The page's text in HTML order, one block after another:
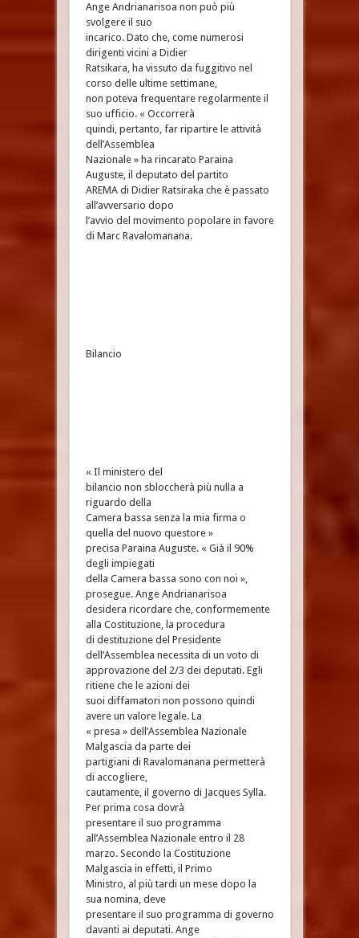
Ange Andrianarisoa non può più
svolgere il suo
incarico. Dato che, come numerosi
dirigenti vicini a Didier
Ratsikara, ha vissuto da fuggitivo nel
corso delle ultime settimane,
non poteva frequentare regolarmente il
suo ufficio. « Occorrerà
quindi, pertanto, far ripartire le attività
dell’Assemblea
Nazionale » ha rincarato Paraina
Auguste, il deputato del partito
AREMA di Didier Ratsiraka che è passato
all’avversario dopo
l’avvio del movimento popolare in favore
di Marc Ravalomanana.
Bilancio
« Il ministero del
bilancio non sbloccherà più nulla a
riguardo della
Camera bassa senza la mia firma o
quella del nuovo questore »
precisa Paraina Auguste. « Già il 90%
degli impiegati
della Camera bassa sono con noi »,
prosegue. Ange Andrianarisoa
desidera ricordare che, conformemente
alla Costituzione, la procedura
di destituzione del Presidente
dell’Assemblea necessita di un voto di
approvazione del 2/3 dei deputati. Egli
ritiene che le azioni dei
suoi diffamatori non possono quindi
avere un valore legale. La
« presa » dell’Assemblea Nazionale
Malgascia da parte dei
partigiani di Ravalomanana permetterà
di accogliere,
cautamente, il governo di Jacques Sylla.
Per prima cosa dovrà
presentare il suo programma
all’Assemblea Nazionale entro il 28
marzo. Secondo la Costituzione
Malgascia in effetti, il Primo
Ministro, al più tardi un mese dopo la
sua nomina, deve
presentare il suo programma di governo
davanti ai deputati. Ange